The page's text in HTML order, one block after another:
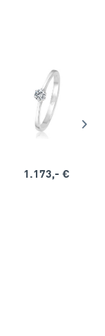
1.173,- €